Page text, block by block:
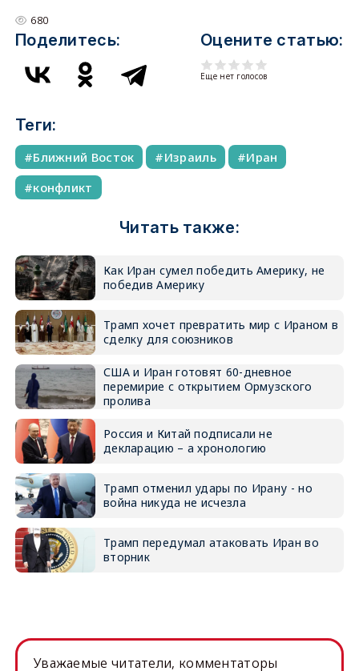
680
Поделитесь: Оцените статью:
Еще нет голосов
Теги:
Ближний Восток Израиль
Иран
конфликт
Читать также:
Как Иран сумел победить Америку, не
победив Америку
Трамп хочет превратить мир с Ираном в
сделку для союзников
США и Иран готовят 60-дневное
перемирие с открытием Ормузского
пролива
Россия и Китай подписали не
декларацию – а хронологию
Трамп отменил удары по Ирану - но
война никуда не исчезла
Трамп передумал атаковать Иран во
вторник
Уважаемые читатели, комментаторы